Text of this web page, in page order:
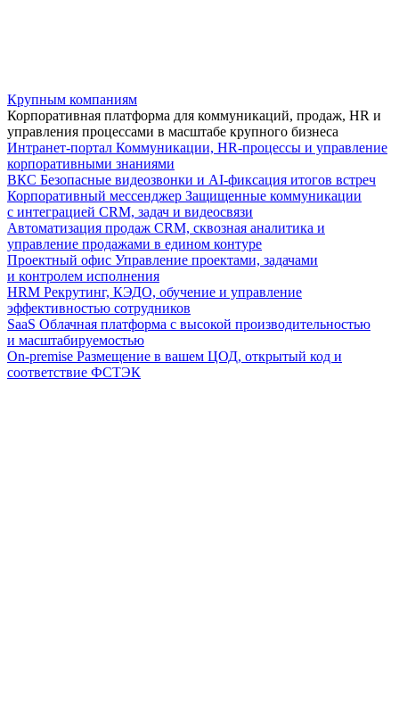
Крупным компаниям
Корпоративная платформа для коммуникаций, продаж, HR и
управления процессами в масштабе крупного бизнеса
Интранет-портал Коммуникации, HR-процессы и управление
корпоративными знаниями
ВКС Безопасные видеозвонки и AI-фиксация итогов встреч
Корпоративный мессенджер Защищенные коммуникации
с интеграцией CRM, задач и видеосвязи
Автоматизация продаж CRM, сквозная аналитика и
управление продажами в едином контуре
Проектный офис Управление проектами, задачами
и контролем исполнения
HRM Рекрутинг, КЭДО, обучение и управление
эффективностью сотрудников
SaaS Облачная платформа с высокой производительностью
и масштабируемостью
On-premise Размещение в вашем ЦОД, открытый код и
соответствие ФСТЭК